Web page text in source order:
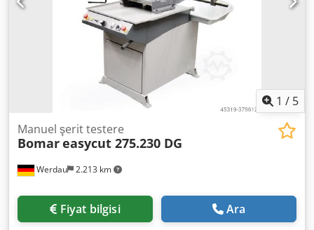
olanlar: Dkodpehg Nvysfx Agtsr - Mikro püskürtme sistemi
- Hidrolik bant gerginlik göstergesi
1 / 5
Werdau 2.213 km
Manuel şerit testere
Bomareasycut 275.230 DG
Fiyat bilgisi Ara